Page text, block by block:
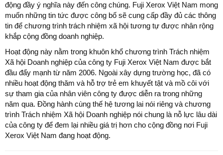
động đầy ý nghĩa này đến công chúng. Fuji Xerox Việt Nam mong
muốn những tin tức được công bố sẽ cung cấp đầy đủ các thông
tin để chương trình trách nhiệm xã hội tương tự được nhân rộng
khắp cộng đồng doanh nghiệp.
Hoạt động này nằm trong khuôn khổ chương trình Trách nhiệm
Xã hội Doanh nghiệp của công ty Fuji Xerox Việt Nam được bắt
đầu đẩy mạnh từ năm 2006. Ngoài xây dựng trường học, đã có
nhiều hoạt động thăm và hỗ trợ trẻ em khuyết tật và mồ côi với
sự tham gia của nhân viên công ty được diễn ra trong những
năm qua. Đồng hành cùng thế hệ tương lai nói riêng và chương
trình Trách nhiệm Xã hội Doanh nghiệp nói chung là nỗ lực lâu dài
của công ty để đem lại nhiều giá trị hơn cho cộng đồng nơi Fuji
Xerox Việt Nam đang hoạt động.